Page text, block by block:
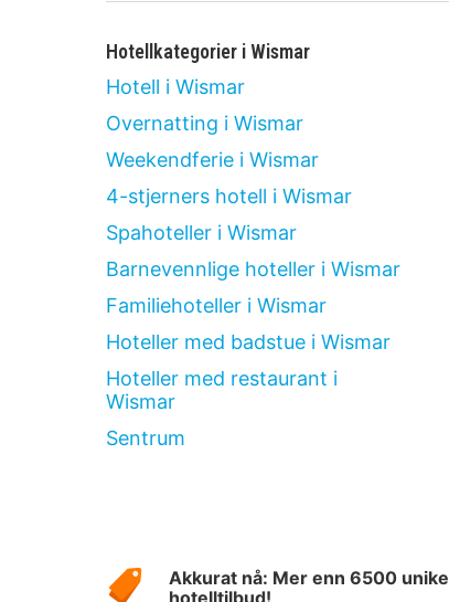
Hotellkategorier i Wismar
Hotell i Wismar
Overnatting i Wismar
Weekendferie i Wismar
4-stjerners hotell i Wismar
Spahoteller i Wismar
Barnevennlige hoteller i Wismar
Familiehoteller i Wismar
Hoteller med badstue i Wismar
Hoteller med restaurant i
Wismar
Sentrum
Akkurat nå: Mer enn 6500 unike
hotelltilbud!